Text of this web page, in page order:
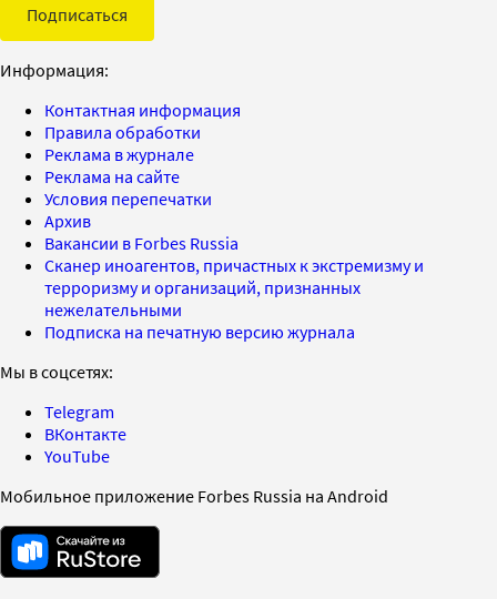
Подписаться
Информация:
Контактная информация
Правила обработки
Реклама в журнале
Реклама на сайте
Условия перепечатки
Архив
Вакансии в Forbes Russia
Сканер иноагентов, причастных к экстремизму и
терроризму и организаций, признанных
нежелательными
Подписка на печатную версию журнала
Мы в соцсетях:
Telegram
ВКонтакте
YouTube
Мобильное приложение Forbes Russia на Android